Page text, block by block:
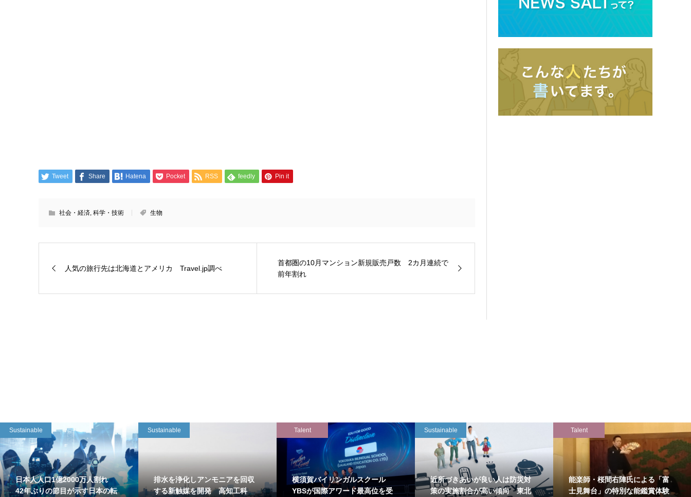
Tweet Share Hatena Pocket RSS feedly Pin it
社会・経済, 科学・技術 生物
人気の旅行先は北海道とアメリカ Travel.jp調べ
首都圏の10月マンション新規販売戸数 2カ月連続で
前年割れ
Sustainable
日本人人口1億2000万人割れ
42年ぶりの節目が示す日本の転
Sustainable
排水を浄化しアンモニアを回収
する新触媒を開発 高知工科
Talent
横須賀バイリンガルスクール
YBSが国際アワード最高位を受
Sustainable
近所づきあいが良い人は防災対
策の実施割合が高い傾向 東北
Talent
能楽師・桜間右陣氏による「富
士見舞台」の特別な能鑑賞体験